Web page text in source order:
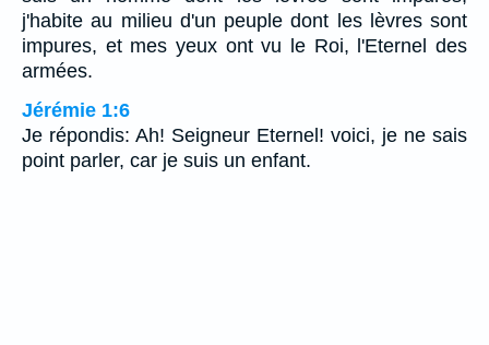
j'habite au milieu d'un peuple dont les lèvres sont
impures, et mes yeux ont vu le Roi, l'Eternel des
armées.
Jérémie 1:6
Je répondis: Ah! Seigneur Eternel! voici, je ne sais
point parler, car je suis un enfant.